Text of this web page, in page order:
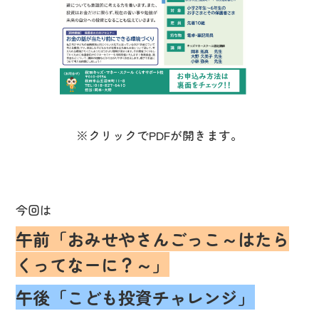
※クリックでPDFが開きます。
今回は
午前「おみせやさんごっこ～はたら
くってなーに？～」
午後「こども投資チャレンジ」